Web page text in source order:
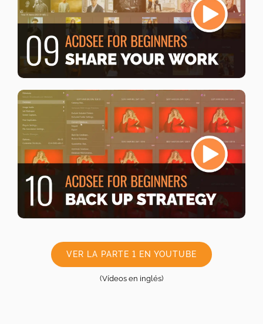
VER LA PARTE 1 EN YOUTUBE
(Vídeos en inglés)